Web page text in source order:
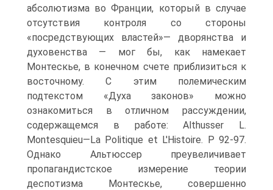
абсолютизма во Франции, который в случае
отсутствия контроля со стороны
«посредствующих властей»— дворянства и
духовенства — мог бы, как намекает
Монтескье, в конечном счете приблизиться к
восточному. С этим полемическим
подтекстом «Духа законов» можно
ознакомиться в отличном рассуждении,
содержащемся в работе: Althusser L.
Montesquieu—La Politique et L'Histoire. P 92-97.
Однако Альтюссер преувеличивает
пропагандистское изме­рение теории
деспотизма Монтескье, совершенно